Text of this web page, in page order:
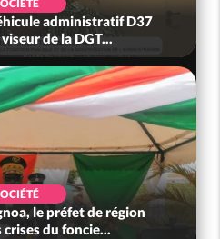
administratif D37
de la DGT...
le préfet de région
du foncie...